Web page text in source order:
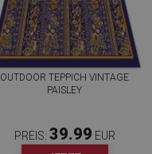
OUTDOOR TEPPICH VINTAGE
PAISLEY
PREIS: 39.99 EUR